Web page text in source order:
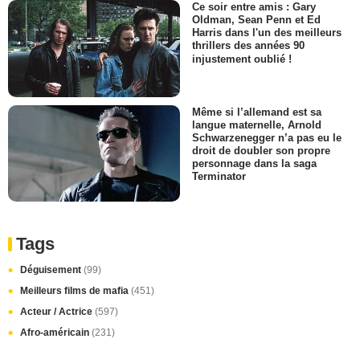
Ce soir entre amis : Gary
Oldman, Sean Penn et Ed
Harris dans l'un des meilleurs
thrillers des années 90
injustement oublié !
Même si l’allemand est sa
langue maternelle, Arnold
Schwarzenegger n’a pas eu le
droit de doubler son propre
personnage dans la saga
Terminator
Tags
Déguisement (99)
Meilleurs films de mafia (451)
Acteur / Actrice (597)
Afro-américain (231)